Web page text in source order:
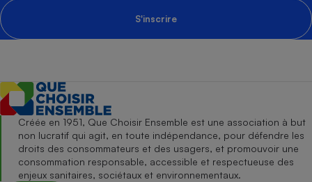
S'inscrire
Créée en 1951, Que Choisir Ensemble est une association à but
non lucratif qui agit, en toute indépendance, pour défendre les
droits des consommateurs et des usagers, et promouvoir une
consommation responsable, accessible et respectueuse des
enjeux sanitaires, sociétaux et environnementaux.